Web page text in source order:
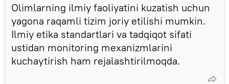
Olimlarning ilmiy faoliyatini kuzatish uchun
yagona raqamli tizim joriy etilishi mumkin.
Ilmiy etika standartlari va tadqiqot sifati
ustidan monitoring mexanizmlarini
kuchaytirish ham rejalashtirilmoqda.